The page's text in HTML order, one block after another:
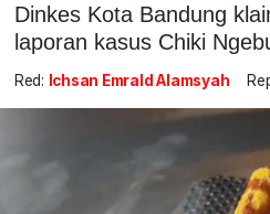
Dinkes Kota Bandung
laporan kasus Chiki
Red: Ichsan Emrald Alamsyah